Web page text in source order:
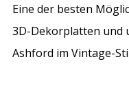
Eine der besten
3D-Dekorplatten und
Ashford im Vintage-